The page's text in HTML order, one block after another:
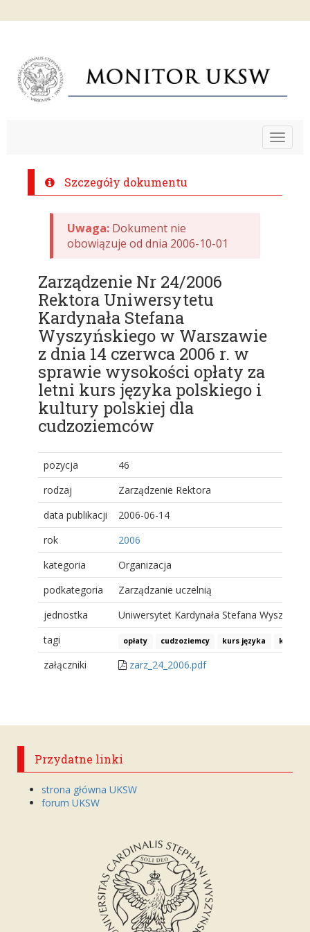
Toggle
Szczegóły dokumentu
Uwaga: Dokument nie
obowiązuje od dnia 2006-10-01
Zarządzenie Nr 24/2006
Rektora Uniwersytetu
Kardynała Stefana
Wyszyńskiego w Warszawie
z dnia 14 czerwca 2006 r. w
sprawie wysokości opłaty za
letni kurs języka polskiego i
kultury polskiej dla
cudzoziemców
pozycja
46
rodzaj
Zarządzenie Rektora
data publikacji
2006-06-14
rok
2006
kategoria
Organizacja
podkategoria
Zarządzanie uczelnią
jednostka
Uniwersytet Kardynała Stefana
tagi
opłaty cudzoziemcy kurs języka kurs
załączniki zarz_24_2006.pdf
Przydatne linki
strona główna UKSW
forum UKSW